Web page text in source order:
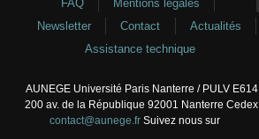
FAQ
Mentions légales
Newsletter
Contact
Actualités
Assistance technique
AUNEGE Université Paris Nanterre / PULV E614
200 av. de la République 92001 Nanterre Cedex
contact@aunege.frSuivez nous sur